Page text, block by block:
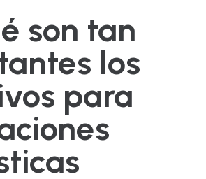
son tan
los
para